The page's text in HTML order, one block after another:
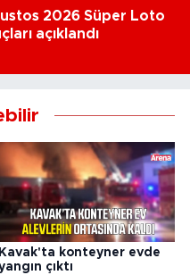
2026 Süper Loto
açıklandı
Kavak'ta konteyner evde
çıktı